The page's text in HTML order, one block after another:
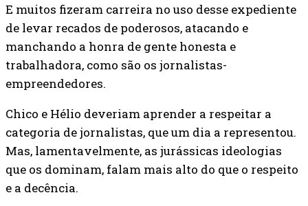
E muitos fizeram carreira no uso desse expediente
de levar recados de poderosos, atacando e
manchando a honra de gente honesta e
trabalhadora, como são os jornalistas-
empreendedores.
Chico e Hélio deveriam aprender a respeitar a
categoria de jornalistas, que um dia a representou.
Mas, lamentavelmente, as jurássicas ideologias
que os dominam, falam mais alto do que o respeito
e a decência.